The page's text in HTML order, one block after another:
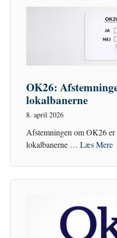
OK26:
lokalbanerne
8. april 2026
Afstemningen om OK26
lokalbanerne … Læs Mere